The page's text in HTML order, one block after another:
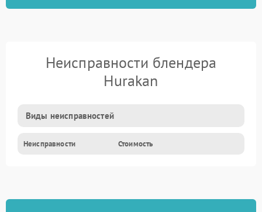
Неисправности блендера
Hurakan
Виды неисправностей
Неисправности Стоимость